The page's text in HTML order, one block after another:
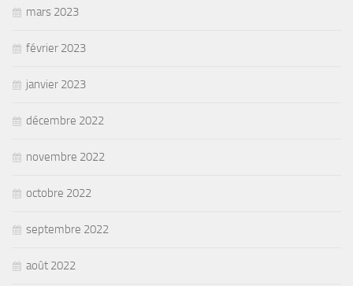
mars 2023
février 2023
janvier 2023
décembre 2022
novembre 2022
octobre 2022
septembre 2022
août 2022